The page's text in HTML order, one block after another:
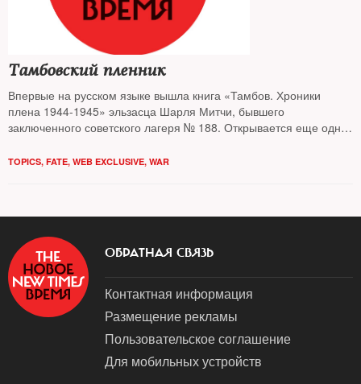
Тамбовский пленник
Впервые на русском языке вышла книга «Тамбов. Хроники
плена 1944-1945» эльзасца Шарля Митчи, бывшего
заключенного советского лагеря № 188. Открывается еще одна
TOPICS, FATE, WEB EXCLUSIVE, WAR
ОБРАТНАЯ СВЯЗЬ
Контактная информация
Размещение рекламы
Пользовательское соглашение
Для мобильных устройств